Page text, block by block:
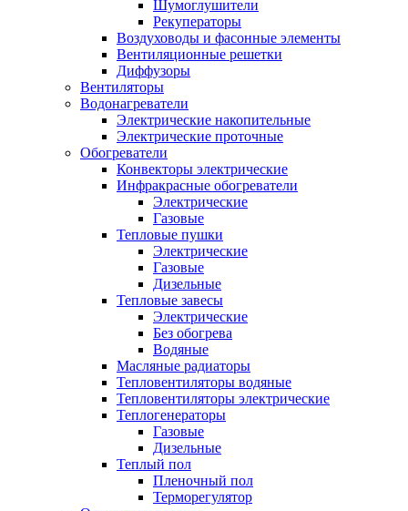
Шумоглушители
Рекуператоры
Воздуховоды и фасонные элементы
Вентиляционные решетки
Диффузоры
Вентиляторы
Водонагреватели
Электрические накопительные
Электрические проточные
Обогреватели
Конвекторы электрические
Инфракрасные обогреватели
Электрические
Газовые
Тепловые пушки
Электрические
Газовые
Дизельные
Тепловые завесы
Электрические
Без обогрева
Водяные
Масляные радиаторы
Тепловентиляторы водяные
Тепловентиляторы электрические
Теплогенераторы
Газовые
Дизельные
Теплый пол
Пленочный пол
Терморегулятор